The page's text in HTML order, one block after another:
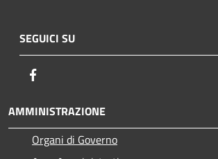
SEGUICI SU
AMMINISTRAZIONE
Organi di Governo